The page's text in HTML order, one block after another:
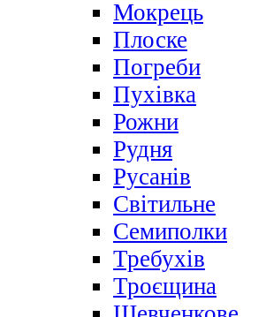
Мокрець
Плоске
Погреби
Пухівка
Рожни
Рудня
Русанів
Світильне
Семиполки
Требухів
Троєщина